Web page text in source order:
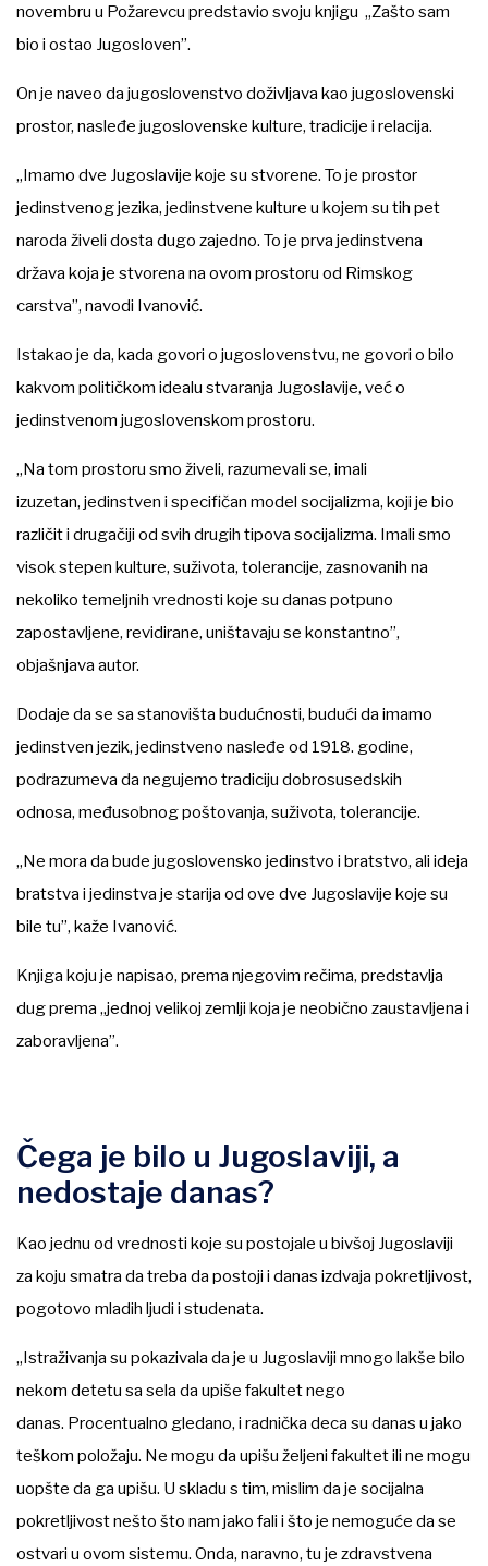
novembru u Požarevcu predstavio svoju knjigu „Zašto sam
bio i ostao Jugosloven”.
On je naveo da jugoslovenstvo doživljava kao jugoslovenski
prostor, nasleđe jugoslovenske kulture, tradicije i relacija.
„Imamo dve Jugoslavije koje su stvorene. To je prostor
jedinstvenog jezika, jedinstvene kulture u kojem su tih pet
naroda živeli dosta dugo zajedno. To je prva jedinstvena
država koja je stvorena na ovom prostoru od Rimskog
carstva”, navodi Ivanović.
Istakao je da, kada govori o jugoslovenstvu, ne govori o bilo
kakvom političkom idealu stvaranja Jugoslavije, već o
jedinstvenom jugoslovenskom prostoru.
„Na tom prostoru smo živeli, razumevali se, imali
izuzetan, jedinstven i specifičan model socijalizma, koji je bio
različit i drugačiji od svih drugih tipova socijalizma. Imali smo
visok stepen kulture, suživota, tolerancije, zasnovanih na
nekoliko temeljnih vrednosti koje su danas potpuno
zapostavljene, revidirane, uništavaju se konstantno”,
objašnjava autor.
Dodaje da se sa stanovišta budućnosti, budući da imamo
jedinstven jezik, jedinstveno nasleđe od 1918. godine,
podrazumeva da negujemo tradiciju dobrosusedskih
odnosa, međusobnog poštovanja, suživota, tolerancije.
„Ne mora da bude jugoslovensko jedinstvo i bratstvo, ali ideja
bratstva i jedinstva je starija od ove dve Jugoslavije koje su
bile tu”, kaže Ivanović.
Knjiga koju je napisao, prema njegovim rečima, predstavlja
dug prema „jednoj velikoj zemlji koja je neobično zaustavljena i
zaboravljena”.
Čega je bilo u Jugoslaviji, a
nedostaje danas?
Kao jednu od vrednosti koje su postojale u bivšoj Jugoslaviji
za koju smatra da treba da postoji i danas izdvaja pokretljivost,
pogotovo mladih ljudi i studenata.
„Istraživanja su pokazivala da je u Jugoslaviji mnogo lakše bilo
nekom detetu sa sela da upiše fakultet nego
danas. Procentualno gledano, i radnička deca su danas u jako
teškom položaju. Ne mogu da upišu željeni fakultet ili ne mogu
uopšte da ga upišu. U skladu s tim, mislim da je socijalna
pokretljivost nešto što nam jako fali i što je nemoguće da se
ostvari u ovom sistemu. Onda, naravno, tu je zdravstvena